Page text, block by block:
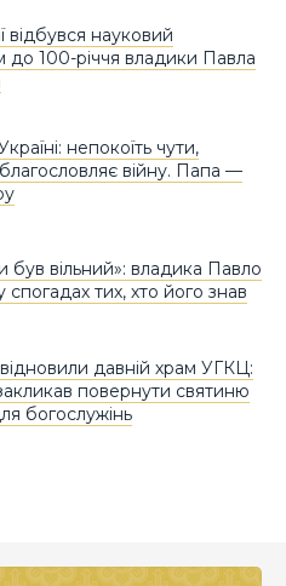
відбувся науковий
до 100-річчя владики Павла
непокоїть чути,
війну. Папа —
був вільний»: владика Павло
спогадах тих, хто його знав
давній храм УГКЦ:
повернути святиню
богослужінь